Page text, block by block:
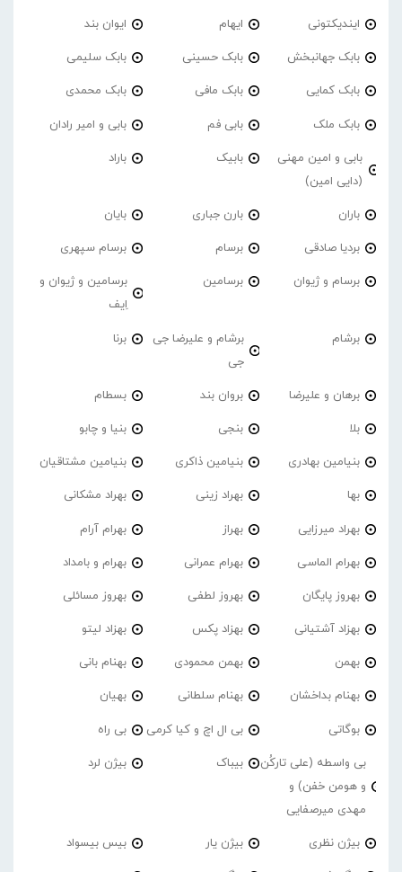
ایندیکتونی ایهام ایوان بند
بابک جهانبخش بابک حسینی بابک سلیمی
بابک کمایی بابک مافی بابک محمدی
بابک ملک بابی فم بابی و امیر رادان
بابی و امین مهنی
(دایی امین)
بابیک باراد
باران بارن جباری بایان
بردیا صادقی برسام برسام سپهری
برسام و ژیوان برسامین
برسامین و ژیوان و
اِیف
برشام
برشام و علیرضا جی
جی
برنا
برهان و علیرضا بروان بند بسطام
بلا بنجی بنیا و چابو
بنیامین بهادری بنیامین ذاکری بنیامین مشتاقیان
بها بهراد زینی بهراد مشکانی
بهراد میرزایی بهراز بهرام آرام
بهرام الماسی بهرام عمرانی بهرام و بامداد
بهروز پایگان بهروز لطفی بهروز مسائلی
بهزاد آشتیانی بهزاد پکس بهزاد لیتو
بهمن بهمن محمودی بهنام بانی
بهنام بداخشان بهنام سلطانی بهیان
بوگاتی بی ال اچ و کیا کرمی بی راه
بی واسطه (علی تارکُن
و هومن خفن) و
مهدی میرصفایی
بیباک بیژن لرد
بیژن نظری بیژن یار بیس بیسواد